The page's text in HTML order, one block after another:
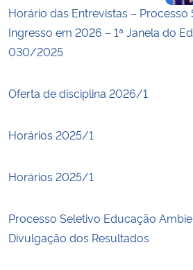
Horário das Entrevistas – Processo
Ingresso em 2026 – 1ª Janela do
030/2025
Oferta de disciplina 2026/1
Horários 2025/1
Horários 2025/1
Processo Seletivo Educação
Divulgação dos Resultados